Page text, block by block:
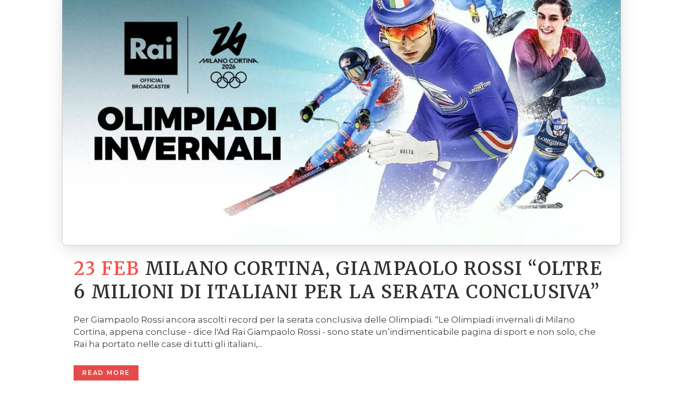
23 FEB MILANO CORTINA, GIAMPAOLO ROSSI “OLTRE
6 MILIONI DI ITALIANI PER LA SERATA CONCLUSIVA”
Per Giampaolo Rossi ancora ascolti record per la serata conclusiva delle Olimpiadi. “Le Olimpiadi invernali di Milano
Cortina, appena concluse - dice l'Ad Rai Giampaolo Rossi - sono state un’indimenticabile pagina di sport e non solo, che
Rai ha portato nelle case di tutti gli italiani,...
READ MORE